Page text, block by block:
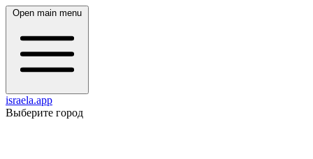
Open main menu
israela.app
Выберите город